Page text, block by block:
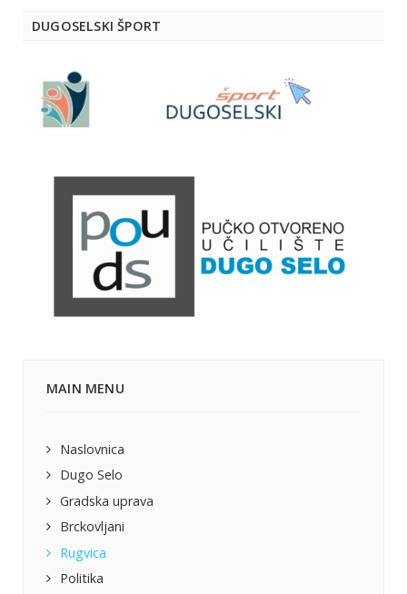
DUGOSELSKI ŠPORT
MAIN MENU
Naslovnica
Dugo Selo
Gradska uprava
Brckovljani
Rugvica
Politika